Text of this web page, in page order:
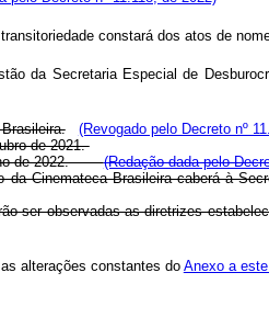
constará dos atos de
da Secretaria Especial de
(Revogado pelo Decreto nº
de 2021.
julho de 2022.(Redação dada pelo
da Cinemateca Brasileira caberá à
ser observadas as diretrizes
alterações constantes doAnexo a